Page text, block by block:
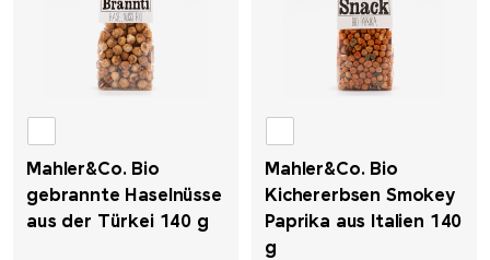
Mahler&Co. Bio
gebrannte Haselnüsse
aus der Türkei 140 g
Mahler&Co. Bio
Kichererbsen Smokey
Paprika aus Italien 140
g